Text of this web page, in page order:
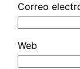
Correo
Web